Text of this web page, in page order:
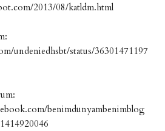
2013/08/katldm.html
undeniedhsbt/status/36301471197
benimdunyambenimblog